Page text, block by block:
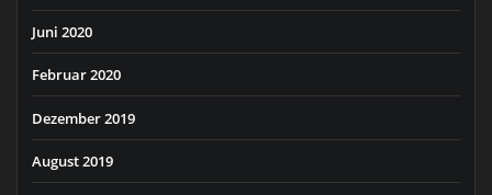
Juni 2020
Februar 2020
Dezember 2019
August 2019